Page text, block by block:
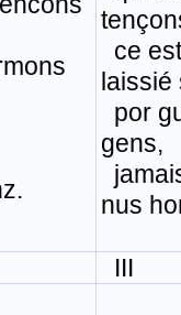
ce
laissié
por
gens,
nus
III